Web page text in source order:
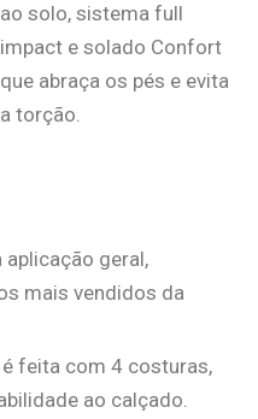
ao solo, sistema full
impact e solado Confort
que abraça os pés e evita
a torção.
aplicação geral,
mais vendidos da
feita com 4 costuras,
ao calçado.